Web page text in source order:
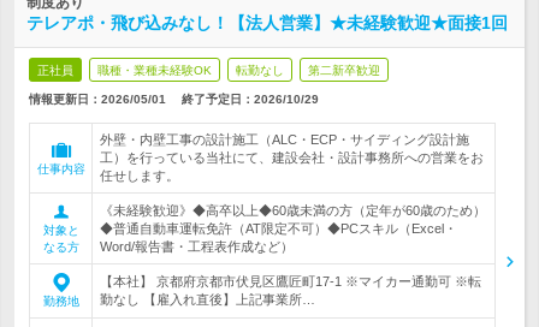
テレアポ・飛び込みなし！【法人営業】★未経験歓迎★面接1回
正社員 職種・業種未経験OK 転勤なし 第二新卒歓迎
情報更新日：2026/05/01 終了予定日： 2026/10/29
仕事内容
外壁・内壁工事の設計施工（ALC・ECP・サイディング設計施
工）を行っている当社にて、建設会社・設計事務所への営業をお
任せします。
対象と
なる方
《未経験歓迎》◆高卒以上◆60歳未満の方（定年が60歳のため）
◆普通自動車運転免許（AT限定不可）◆PCスキル（Excel・
Word/報告書・工程表作成など）
勤務地
【本社】 京都府京都市伏見区鷹匠町17-1 ※マイカー通勤可 ※転
勤なし 【雇入れ直後】上記事業所…